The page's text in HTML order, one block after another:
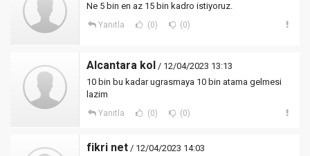
Ne 5 bin en az 15 bin kadro istiyoruz.
Yanıtla (0) (0)
Alcantara kol / 12/04/2023 13:13
10 bin bu kadar ugrasmaya 10 bin atama gelmesi
lazim
Yanıtla (0) (0)
fikri net / 12/04/2023 14:03